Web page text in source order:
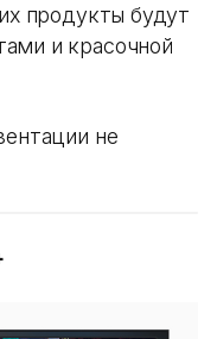
продукты будут
и красочной
не